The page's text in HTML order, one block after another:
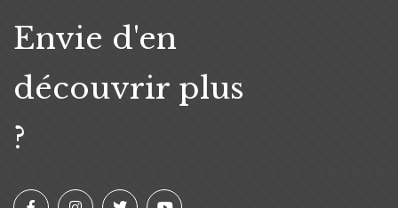
Envie d'en
découvrir plus
?